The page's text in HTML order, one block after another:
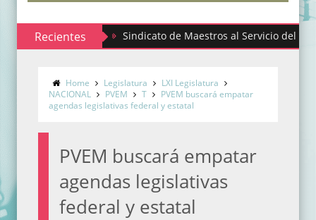
RecientesSindicato de Maestros al Servicio del Estado de
Home Legislatura
LXI Legislatura
NACIONAL
PVEM T
PVEM buscará empatar
agendas legislativas federal y estatal
PVEM buscará empatar
agendas legislativas
federal y estatal